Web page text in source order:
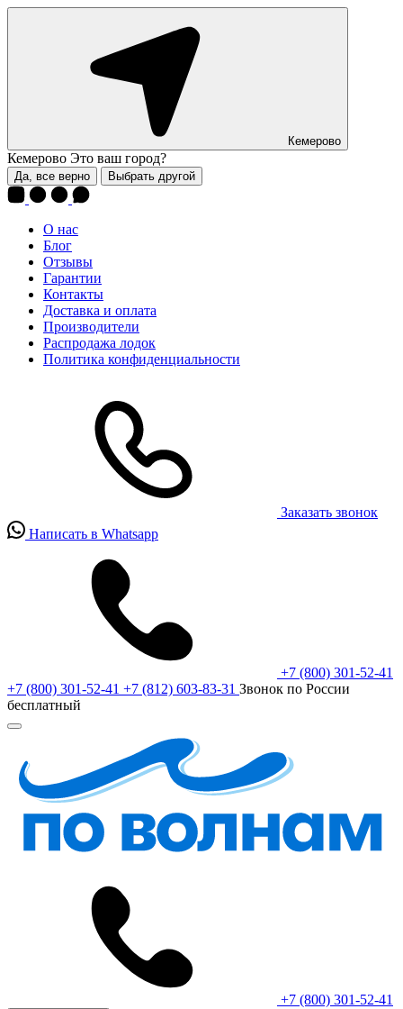
Кемерово
Кемерово Это ваш город?
Да, все верно Выбрать другой
О нас
Блог
Отзывы
Гарантии
Контакты
Доставка и оплата
Производители
Распродажа лодок
Политика конфиденциальности
Заказать звонок
Написать в Whatsapp
+7 (800) 301-52-41
+7 (800) 301-52-41 +7 (812) 603-83-31 Звонок по России
бесплатный
+7 (800) 301-52-41